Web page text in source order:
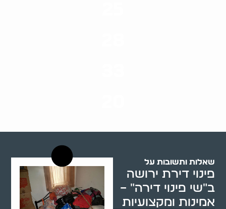
שאלות ותשובות על
פינוי דירת ירושה
ב"שי פינוי דירה" –
אמינות ומקצועיות